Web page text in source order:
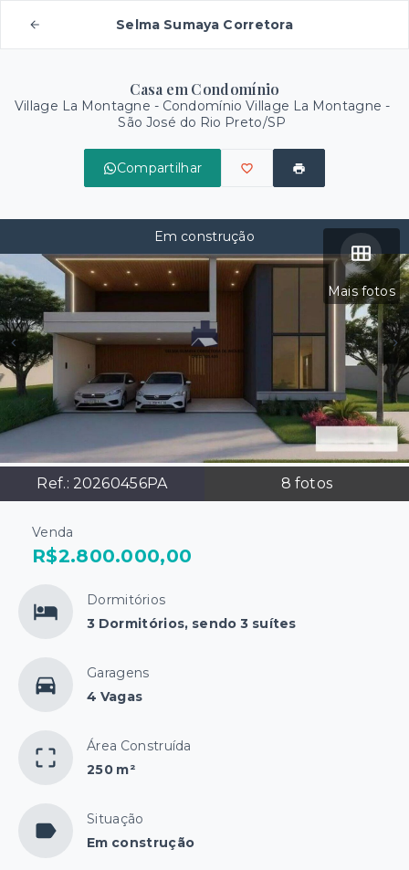
Selma Sumaya Corretora
Casa em Condomínio
Village La Montagne - Condomínio Village La Montagne -
São José do Rio Preto/SP
Compartilhar
Mais fotos
Ref.: 20260456PA 8 fotos
Em construção
Venda
R$2.800.000,00
Dormitórios
3 Dormitórios, sendo 3 suítes
Garagens
4 Vagas
Área Construída
250 m²
Situação
Em construção